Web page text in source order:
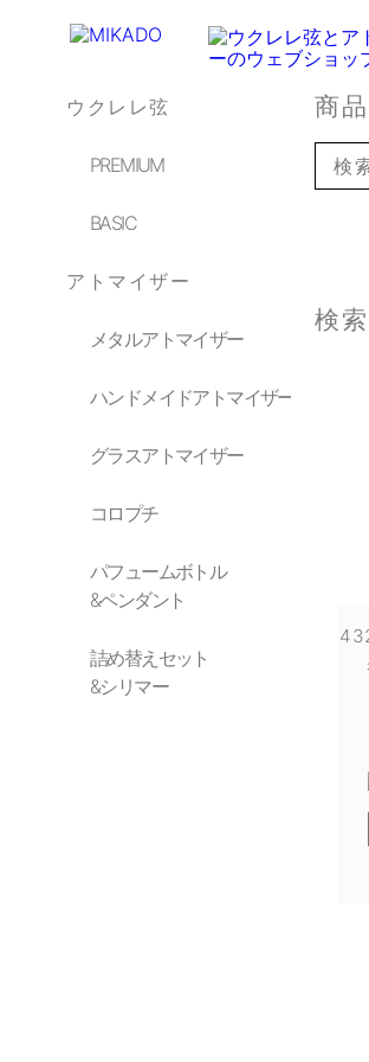
ウクレレ弦
PREMIUM
BASIC
アトマイザー
メタルアトマイザー
ハンドメイドアトマイザー
グラスアトマイザー
コロプチ
パフュームボトル
&ペンダント
詰め替えセット
&シリマー
商
検